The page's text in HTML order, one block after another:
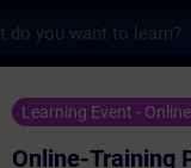
Learning Event - Online
Online-Training